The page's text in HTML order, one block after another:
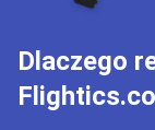
Dlaczego